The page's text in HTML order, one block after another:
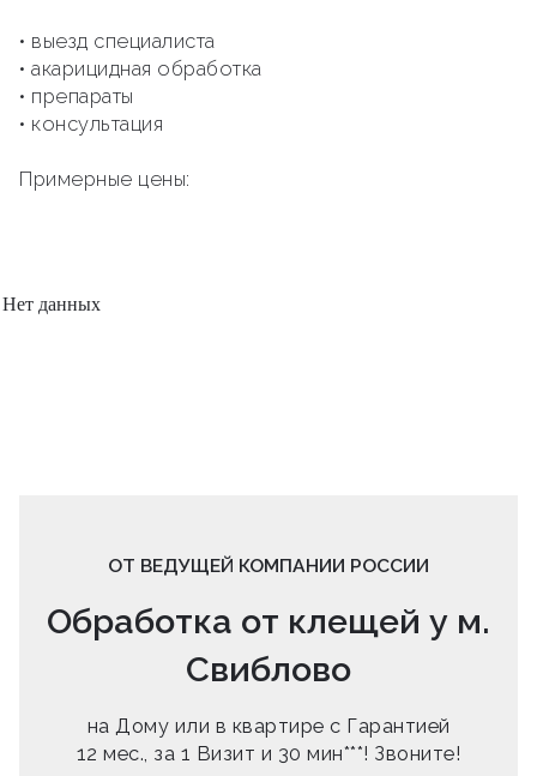
• выезд специалиста
• акарицидная обработка
• препараты
• консультация
Примерные цены:
Нет данных
ОТ ВЕДУЩЕЙ КОМПАНИИ РОССИИ
Обработка от клещей у м.
Свиблово
на Дому или в квартире с Гарантией
12 мес., за 1 Визит и 30 мин***! Звоните!